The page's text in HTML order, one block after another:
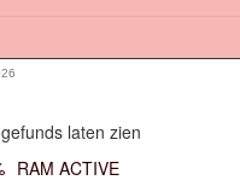
laten zien
RAM ACTIVE